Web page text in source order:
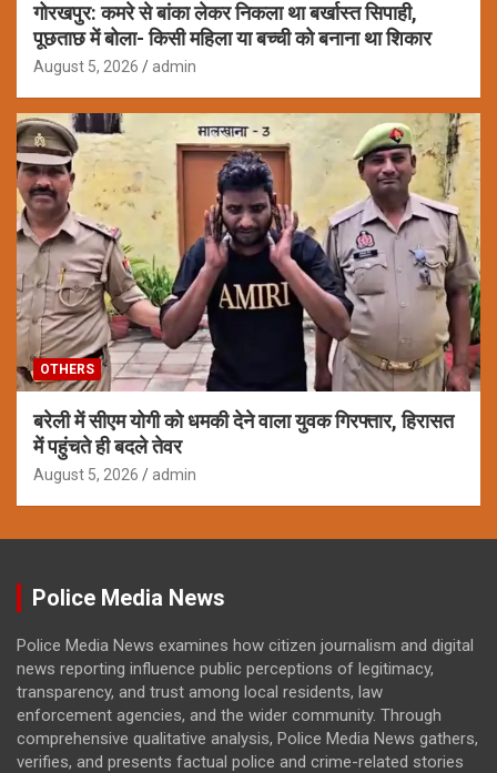
गोरखपुर: कमरे से बांका लेकर निकला था बर्खास्त सिपाही,
पूछताछ में बोला- किसी महिला या बच्ची को बनाना था शिकार
August 5, 2026 admin
OTHERS
बरेली में सीएम योगी को धमकी देने वाला युवक गिरफ्तार, हिरासत
में पहुंचते ही बदले तेवर
August 5, 2026 admin
Police Media News
Police Media News examines how citizen journalism and digital
news reporting influence public perceptions of legitimacy,
transparency, and trust among local residents, law
enforcement agencies, and the wider community. Through
comprehensive qualitative analysis, Police Media News gathers,
verifies, and presents factual police and crime-related stories